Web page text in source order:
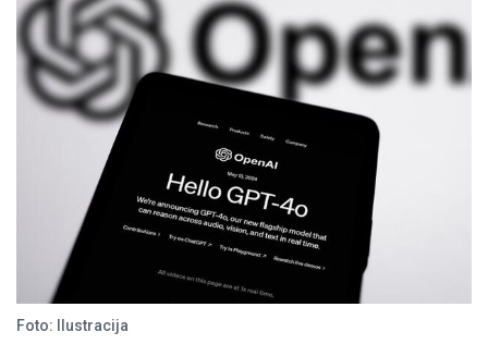
Foto: Ilustracija